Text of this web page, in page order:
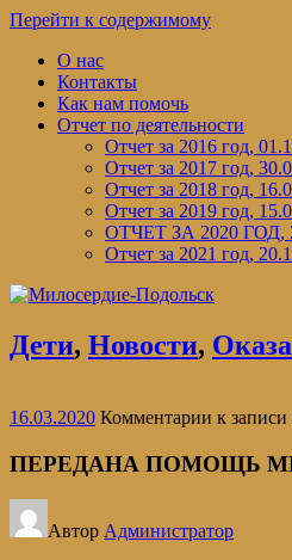
Перейти к содержимому
О нас
Контакты
Как нам помочь
Отчет по деятельности
Отчет за 2016 год,
Отчет за 2017 год,
Отчет за 2018 год,
Отчет за 2019 год,
ОТЧЕТ ЗА 2020 ГОД,
Отчет за 2021 год,
Дети, Новости,
16.03.2020 Комментарии к
ПЕРЕДАНА ПОМОЩЬ
Автор Администратор